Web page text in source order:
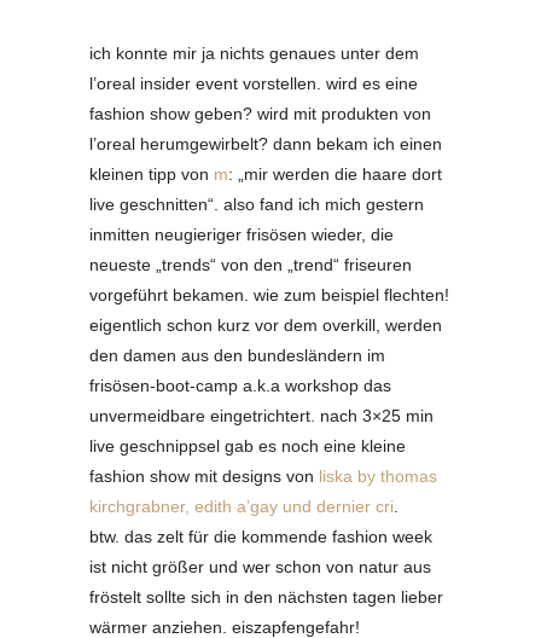
ich konnte mir ja nichts genaues unter dem
l’oreal insider event vorstellen. wird es eine
fashion show geben? wird mit produkten von
l’oreal herumgewirbelt? dann bekam ich einen
kleinen tipp von m: „mir werden die haare dort
live geschnitten“. also fand ich mich gestern
inmitten neugieriger frisösen wieder, die
neueste „trends“ von den „trend“ friseuren
vorgeführt bekamen. wie zum beispiel flechten!
eigentlich schon kurz vor dem overkill, werden
den damen aus den bundesländern im
frisösen-boot-camp a.k.a workshop das
unvermeidbare eingetrichtert. nach 3×25 min
live geschnippsel gab es noch eine kleine
fashion show mit designs von liska by thomas
kirchgrabner, edith a’gay und dernier cri
btw. das zelt für die kommende fashion week
ist nicht größer und wer schon von natur aus
fröstelt sollte sich in den nächsten tagen lieber
wärmer anziehen. eiszapfengefahr!